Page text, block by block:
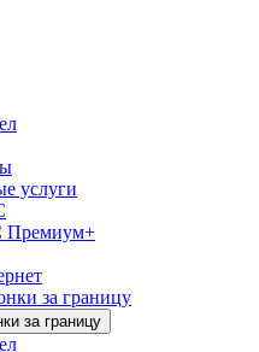
услуги
Премиум+
за границу
за границу